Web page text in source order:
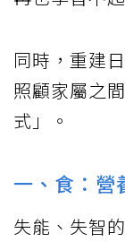
同時，重建
照顧家屬之
式」。
一、食：營
失能、失智